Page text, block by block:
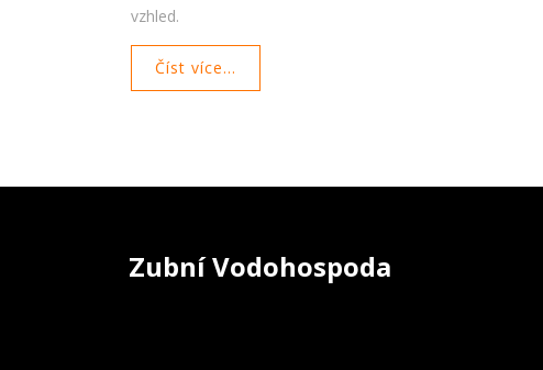
vzhled.
Číst více...
Zubní Vodohospoda